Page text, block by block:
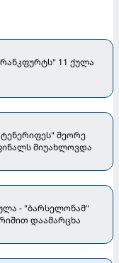
11 ქულა
მეორე
მიუახლოვდა
- "ბარსელონამ"
დაამარცხა